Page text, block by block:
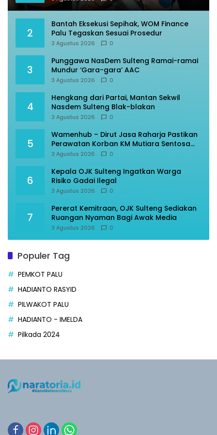
2
Bantah Eksekusi Sepihak, WOM Finance
Palu Tegaskan Sesuai Prosedur
3 Agustus 2026 0
3
Punggawa NasDem Sulteng Ramai-ramai
Mundur ‘Gara-gara’ AAC
3 Agustus 2026 0
4
Hengkang dari Partai, Mantan Sekwil
Nasdem Sulteng Blak-blakan
3 Agustus 2026 0
5
Wamenhub – Dirut Jasa Raharja Pastikan
Perawatan Korban KM Mutiara Sentosa
Optimal
3 Agustus 2026 0
6
Kepala OJK Sulteng Ingatkan Warga
Risiko Gadai Ilegal
3 Agustus 2026 0
7
Pererat Kemitraan, OJK Sulteng Sediakan
Ruangan Nyaman Bagi Awak Media
3 Agustus 2026 0
Populer Tag
PEMKOT PALU
HADIANTO RASYID
PILWAKOT PALU
HADIANTO - IMELDA
Pilkada 2024